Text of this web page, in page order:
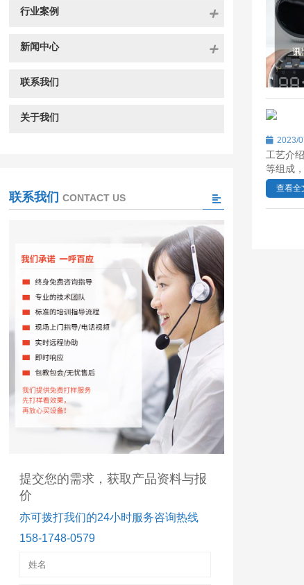
2023/
工艺介
等组成
查看全
行业案例
新闻中心
联系我们
关于我们
联系我们 CONTACT US
提交您的需求，获取产品资料与报
价
亦可拨打我们的24小时服务咨询热线
158-1748-0579